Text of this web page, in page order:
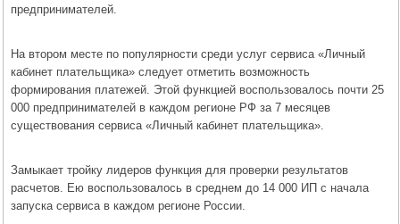
предпринимателей.
На втором месте по популярности среди услуг сервиса «Личный
кабинет плательщика» следует отметить возможность
формирования платежей. Этой функцией воспользовалось почти 25
000 предпринимателей в каждом регионе РФ за 7 месяцев
существования сервиса «Личный кабинет плательщика».
Замыкает тройку лидеров функция для проверки результатов
расчетов. Ею воспользовалось в среднем до 14 000 ИП с начала
запуска сервиса в каждом регионе России.